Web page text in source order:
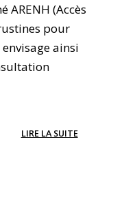
(Accès
pour
ainsi
LIRE LA SUITE